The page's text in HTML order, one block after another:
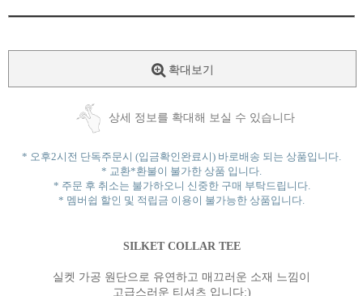
확대보기
상세 정보를 확대해 보실 수 있습니다
* 오후2시전 단독주문시 (입금확인완료시) 바로배송 되는 상품입니다.
* 교환*환불이 불가한 상품 입니다.
* 주문 후 취소는 불가하오니 신중한 구매 부탁드립니다.
* 멤버쉽 할인 및 적립금 이용이 불가능한 상품입니다.
SILKET COLLAR TEE
실켓 가공 원단으로 유연하고 매끄러운 소재 느낌이
고급스러운 티셔츠 입니다:)